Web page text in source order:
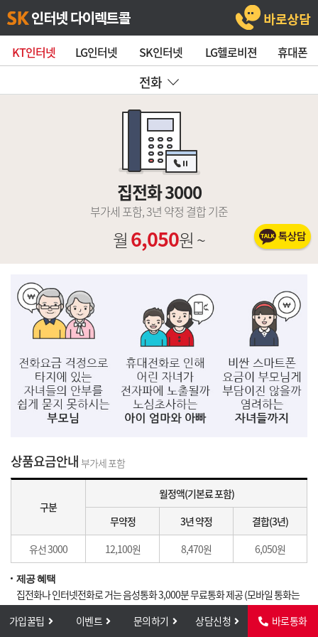
KT인터넷 LG인터넷 SK인터넷 LG헬로비젼 휴대폰
전화
집전화 3000
부가세 포함, 3년 약정 결합 기준
월6,050원 ~
상품요금안내 부가세 포함
구분
월정액(기본료 포함)
무약정
3년 약정
결합(3년)
유선 3000
12,100원 8,470원 6,050원
제공 혜택
집전화나 인터넷전화로 거는 음성통화 3,000분 무료통화 제공 (모바일 통화는
가입꿀팁 이벤트 문의하기 상담신청 바로통화